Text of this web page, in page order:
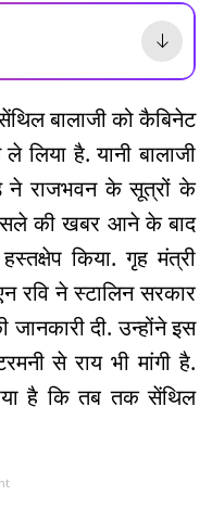
बालाजी को कैबिनेट
है. यानी बालाजी
ने राजभवन के सूत्रों के
की खबर आने के बाद
किया. गृह मंत्री
रवि ने स्टालिन सरकार
दी. उन्होंने इस
से राय भी मांगी है.
है कि तब तक सेंथिल